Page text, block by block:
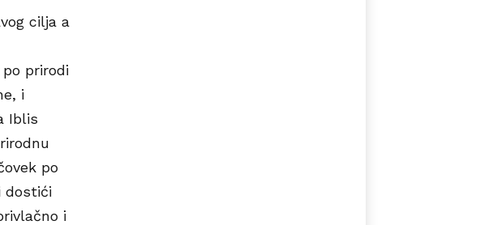
cilja a
prirodi
i
Iblis
po
dostići
i